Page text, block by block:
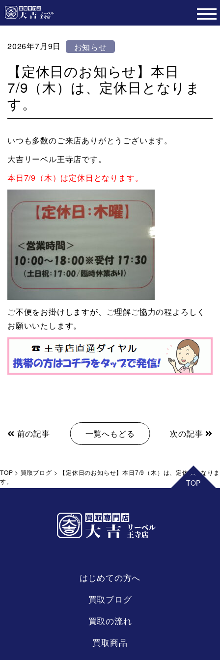
2026年7月9日 お知らせ
【定休日のお知らせ】本日
7/9（木）は、定休日となりま
す。
いつも多数のご来店ありがとうございます。
大吉リーベル王寺店です。
本日7/9（木）は定休日となります。
ご不便をお掛けしますが、ご理解ご協力の程よろしく
お願いいたします。
前の記事 一覧へもどる 次の記事
TOP > 買取ブログ >
【定休日のお知らせ】本日7/9（木）は、定休日となりま
す。
リーベル
王寺店
はじめての方へ
買取ブログ
買取の流れ
買取商品